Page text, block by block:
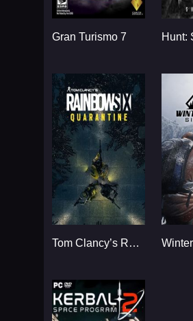
Gran Turismo 7 Hunt:
Tom Clancy’s Rainbow Six